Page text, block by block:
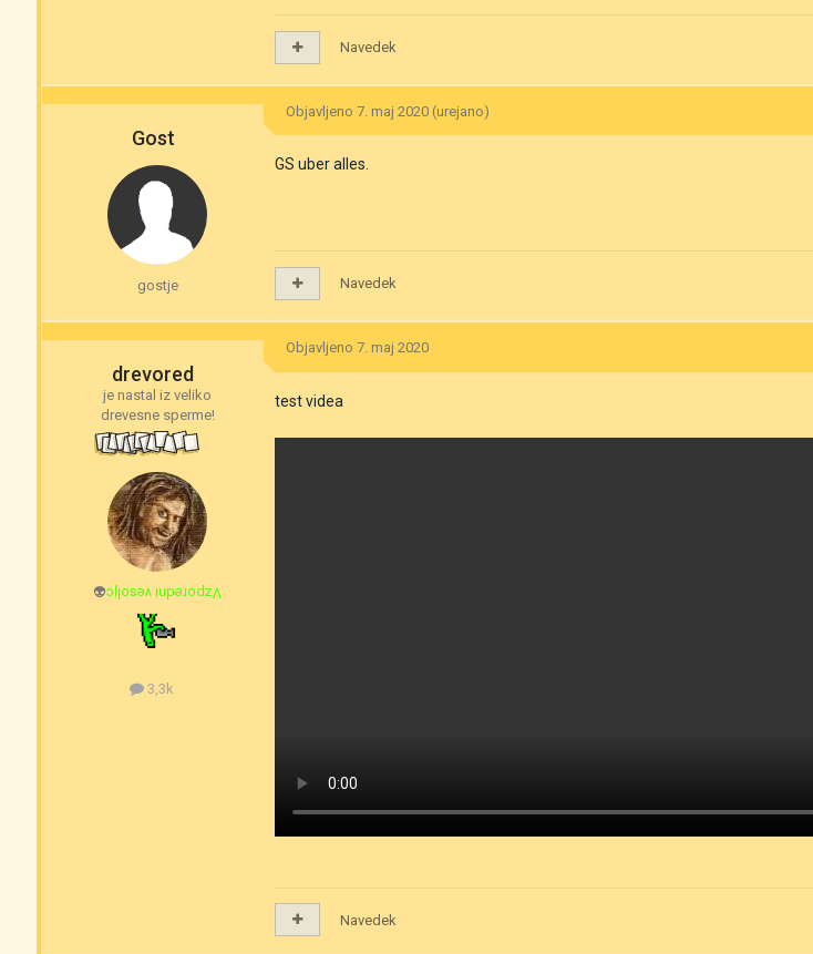
Navedek
Gost
gostje
Objavljeno7. maj 2020 (urejano)
GS uber alles.
Navedek
drevored
je nastal iz veliko
drevesne sperme!
👽Vzporedni vesoljc
3,3k
Objavljeno7. maj 2020
test videa
Navedek